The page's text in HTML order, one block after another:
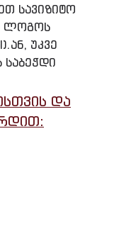
სავიზიტო
ლოგოს
უკვე
საბეჭდი
და